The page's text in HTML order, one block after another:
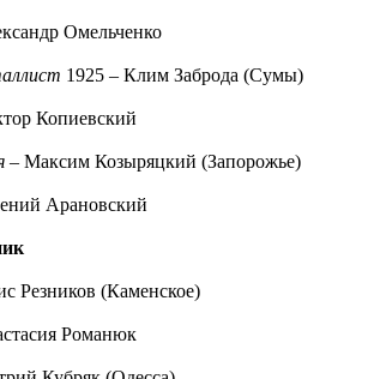
Омельченко
1925 – Клим Заброда (Сумы)
Копиевский
– Максим Козыряцкий (Запорожье)
Арановский
Резников (Каменское)
Романюк